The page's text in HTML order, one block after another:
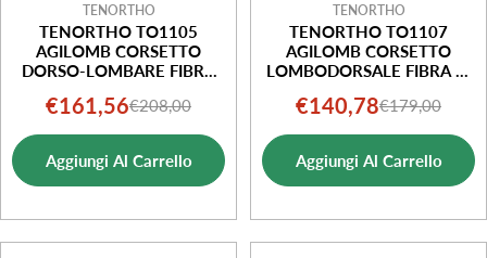
TENORTHO
TENORTHO TO1105
AGILOMB CORSETTO
DORSO-LOMBARE FIBRA
Prezzo
di
vendita
€161,56Prezzo
normale
€208,00
Aggiungi Al Carrello
TENORTHO
TENORTHO TO1107
AGILOMB CORSETTO
LOMBODORSALE FIBRA DI
Prezzo
di
vendita
€140,78Prezzo
normale
€179,00
Aggiungi Al Carrello